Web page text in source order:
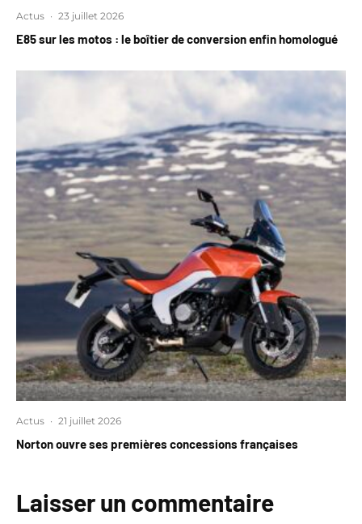
Actus · 23 juillet 2026
E85 sur les motos : le boîtier de conversion enfin homologué
Actus · 21 juillet 2026
Norton ouvre ses premières concessions françaises
Laisser un commentaire